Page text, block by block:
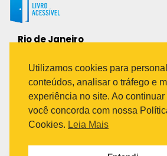
Rio de Janeiro
Bairro Industrial do Jacaré
Rio de Janeiro – RJ – CEP:
Telefone:
(21) 3278-8069
(21) 3995-7512
Utilizamos cookies para
conteúdos, analisar o tráfego e
experiência no site. Ao
você concorda com nossa
Cookies. Leia Mais